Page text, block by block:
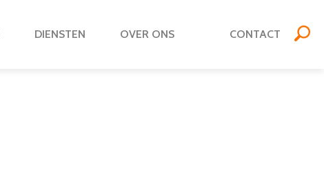
DIENSTEN OVER ONS CONTACT